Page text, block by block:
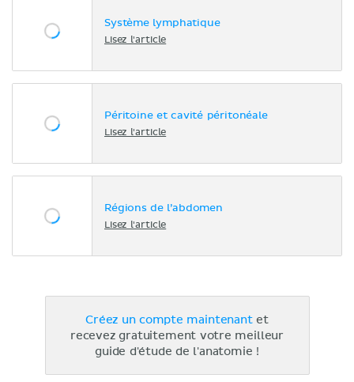
Système lymphatique
Lisez l'article
Péritoine et cavité péritonéale
Lisez l'article
Régions de l’abdomen
Lisez l'article
Créez un compte maintenantet
recevez gratuitement votre meilleur
guide d'étude de l'anatomie !